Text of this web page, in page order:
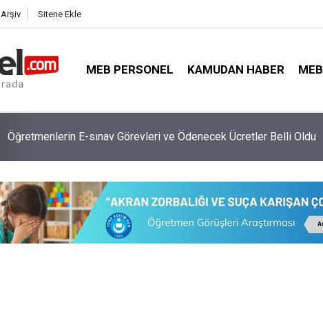
Arşiv Sitene Ekle
MEB PERSONEL KAMUDAN HABER MEB
Yeni Öğretmen Atamasında Kaç Bin Kontenjan Verilecek?